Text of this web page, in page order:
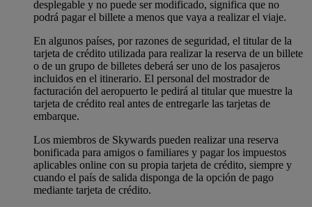
desplegable y no puede ser modificado, significa que no
podrá pagar el billete a menos que vaya a realizar el viaje.
En algunos países, por razones de seguridad, el titular de la
tarjeta de crédito utilizada para realizar la reserva de un billete
o de un grupo de billetes deberá ser uno de los pasajeros
incluidos en el itinerario. El personal del mostrador de
facturación del aeropuerto le pedirá al titular que muestre la
tarjeta de crédito real antes de entregarle las tarjetas de
embarque.
Los miembros de Skywards pueden realizar una reserva
bonificada para amigos o familiares y pagar los impuestos
aplicables online con su propia tarjeta de crédito, siempre y
cuando el país de salida disponga de la opción de pago
mediante tarjeta de crédito.